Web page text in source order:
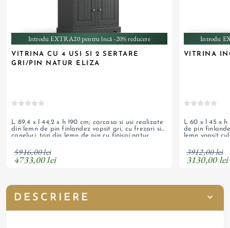
Introdu EXTRA20 pentru încă -20% reducere
VITRINA CU 4 USI SI 2 SERTARE
GRI/PIN NATUR ELIZA
L 89,4 x l 44,2 x h 190 cm; carcasa si usi realizate
din lemn de pin finlandez vopsit gri, cu frezari si
caneluri, top din lemn de pin cu finisaj natur
5916,00 lei
4733,00 lei
Introdu
VITRINA
L 60 x l 45 x
de pin
lemn vopsit
3912,00 lei
3130,00 lei
DESCRIERE